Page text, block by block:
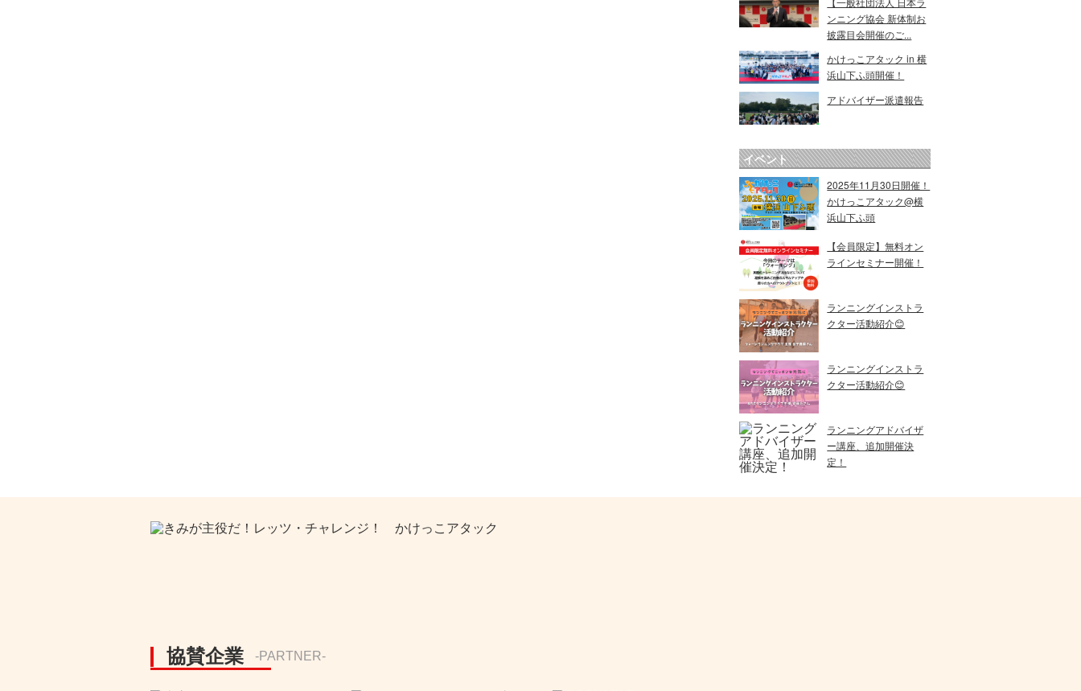
ンニング協会 新体制お
披露目会開催のご...
かけっこアタック in 横
浜山下ふ頭開催！
アドバイザー派遣報告
イベント
2025年11月30日開催！
かけっこアタック@横
浜山下ふ頭
【会員限定】無料オン
ラインセミナー開催！
ランニングインストラ
クター活動紹介😊
ランニングインストラ
クター活動紹介😊
ランニングアドバイザ
ー講座、追加開催決
定！
協賛企業 -PARTNER-